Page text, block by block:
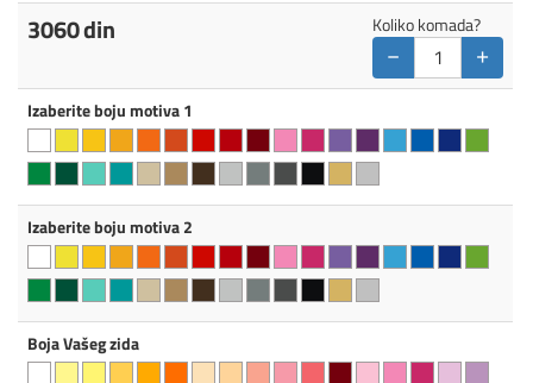
3060din Koliko komada?
− +
Izaberite boju motiva 1
Izaberite boju motiva 2
Boja Vašeg zida